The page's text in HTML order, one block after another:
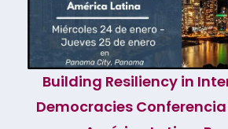
Building Resiliency in
Democracies